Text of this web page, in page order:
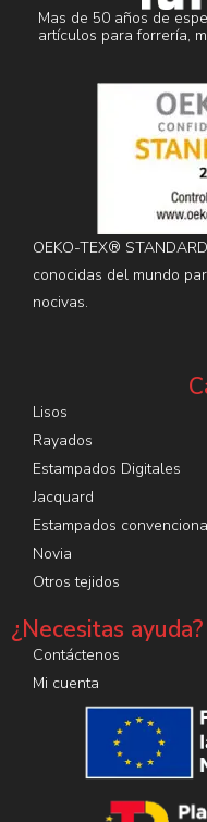
Mas de 50 años de
artículos para forrería,
OEKO-TEX®
conocidas del mundo
nocivas.
Lisos
Rayados
Estampados Digitales
Jacquard
Estampados
Novia
Otros tejidos
¿Necesitas ayuda?
Contáctenos
Mi cuenta